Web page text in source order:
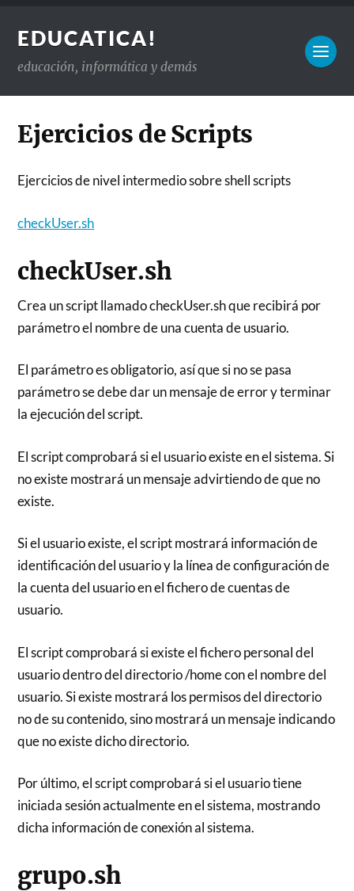
EDUCATICA!
educación, informática y demás
Ejercicios de Scripts
Ejercicios de nivel intermedio sobre shell scripts
checkUser.sh
checkUser.sh
Crea un script llamado checkUser.sh que recibirá por
parámetro el nombre de una cuenta de usuario.
El parámetro es obligatorio, así que si no se pasa
parámetro se debe dar un mensaje de error y terminar
la ejecución del script.
El script comprobará si el usuario existe en el sistema. Si
no existe mostrará un mensaje advirtiendo de que no
existe.
Si el usuario existe, el script mostrará información de
identificación del usuario y la línea de configuración de
la cuenta del usuario en el fichero de cuentas de
usuario.
El script comprobará si existe el fichero personal del
usuario dentro del directorio /home con el nombre del
usuario. Si existe mostrará los permisos del directorio
no de su contenido, sino mostrará un mensaje indicando
que no existe dicho directorio.
Por último, el script comprobará si el usuario tiene
iniciada sesión actualmente en el sistema, mostrando
dicha información de conexión al sistema.
grupo.sh